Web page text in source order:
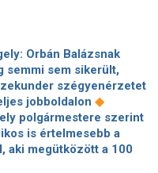
Orbán Balázsnak
semmi sem sikerült,
szégyenérzetet
jobboldalon ◆
polgármestere szerint
is értelmesebb a
aki megütközött a 100